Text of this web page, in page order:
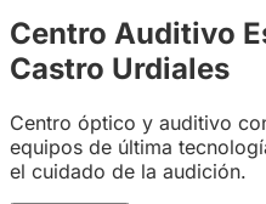
Centro Auditivo
Castro Urdiales
Centro óptico y auditivo
equipos de última
el cuidado de la audición.